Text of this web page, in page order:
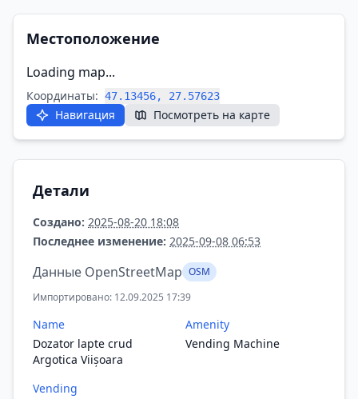
Местоположение
Loading map...
Координаты: 47.13456, 27.57623
Навигация Посмотреть на карте
Детали
Создано: 2025-08-20 18:08
Последнее изменение: 2025-09-08 06:53
Данные OpenStreetMap OSM
Импортировано: 12.09.2025 17:39
Name
Dozator lapte crud
Argotica Viișoara
Amenity
Vending Machine
Vending